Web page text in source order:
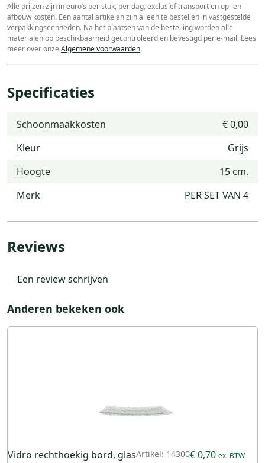
Alle prijzen zijn in euro’s per stuk, per dag, exclusief transport en op- en
afbouw kosten. Een aantal artikelen zijn alleen te bestellen in vastgestelde
verpakkingseenheden. Na het plaatsen van de bestelling worden alle
materialen op beschikbaarheid gecontroleerd en bevestigd per e-mail. Lees
meer over onze Algemene voorwaarden.
Specificaties
Schoonmaakkosten
€ 0,00
Kleur
Grijs
Hoogte
15 cm.
Merk
PER SET VAN 4
Reviews
Een review schrijven
Anderen bekeken ook
Vidro rechthoekig bord, glasArtikel: 14300€ 0,70